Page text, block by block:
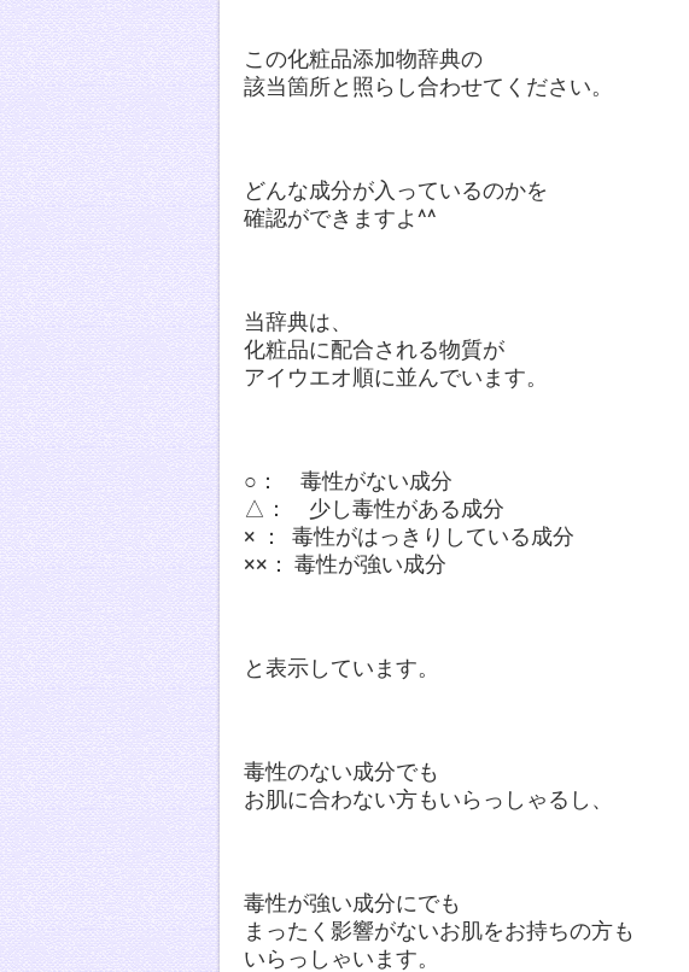
この化粧品添加物辞典の
該当箇所と照らし合わせてください。
どんな成分が入っているのかを
確認ができますよ^^
当辞典は、
化粧品に配合される物質が
アイウエオ順に並んでいます。
○： 毒性がない成分
△： 少し毒性がある成分
× ： 毒性がはっきりしている成分
××： 毒性が強い成分
と表示しています。
毒性のない成分でも
お肌に合わない方もいらっしゃるし、
毒性が強い成分にでも
まったく影響がないお肌をお持ちの方も
いらっしゃいます。